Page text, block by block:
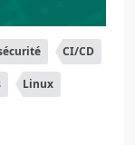
CI/CD
Linux